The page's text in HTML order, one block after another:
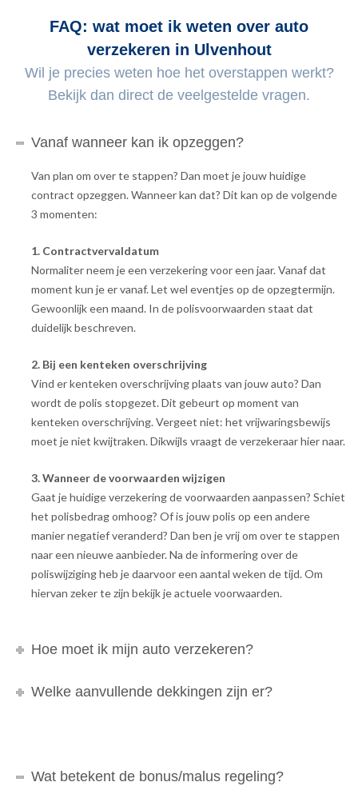
FAQ: wat moet ik weten over auto
verzekeren in Ulvenhout
Wil je precies weten hoe het overstappen werkt?
Bekijk dan direct de veelgestelde vragen.
Vanaf wanneer kan ik opzeggen?
Van plan om over te stappen? Dan moet je jouw huidige
contract opzeggen. Wanneer kan dat? Dit kan op de volgende
3 momenten:
1. Contractvervaldatum
Normaliter neem je een verzekering voor een jaar. Vanaf dat
moment kun je er vanaf. Let wel eventjes op de opzegtermijn.
Gewoonlijk een maand. In de polisvoorwaarden staat dat
duidelijk beschreven.
2. Bij een kenteken overschrijving
Vind er kenteken overschrijving plaats van jouw auto? Dan
wordt de polis stopgezet. Dit gebeurt op moment van
kenteken overschrijving. Vergeet niet: het vrijwaringsbewijs
moet je niet kwijtraken. Dikwijls vraagt de verzekeraar hier naar.
3. Wanneer de voorwaarden wijzigen
Gaat je huidige verzekering de voorwaarden aanpassen? Schiet
het polisbedrag omhoog? Of is jouw polis op een andere
manier negatief veranderd? Dan ben je vrij om over te stappen
naar een nieuwe aanbieder. Na de informering over de
poliswijziging heb je daarvoor een aantal weken de tijd. Om
hiervan zeker te zijn bekijk je actuele voorwaarden.
Hoe moet ik mijn auto verzekeren?
Welke aanvullende dekkingen zijn er?
Wat betekent de bonus/malus regeling?